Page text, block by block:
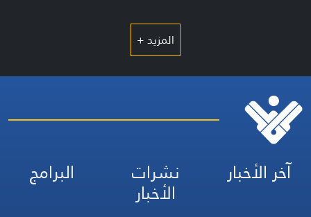
المزيد +
آخر الأخبار نشرات
الأخبار
البرامج